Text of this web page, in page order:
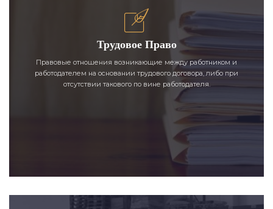
Трудовое Право
Правовые отношения возникающие между работником и
работодателем на основании трудового договора, либо при
отсутствии такового по вине работодателя.